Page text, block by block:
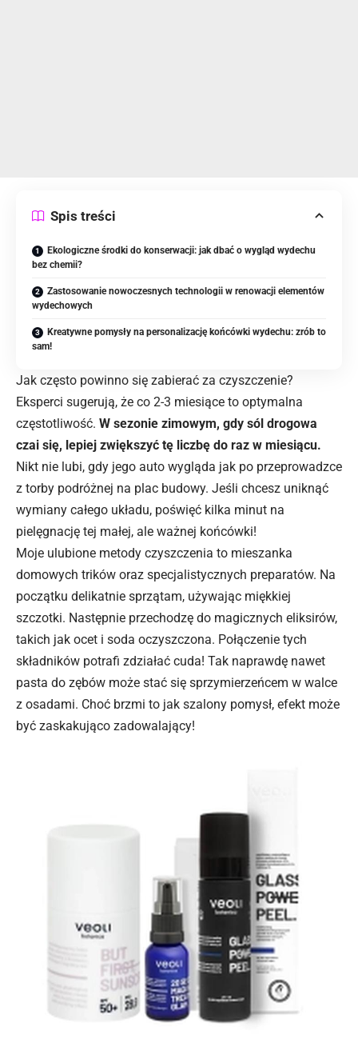
Spis treści
Ekologiczne środki do konserwacji: jak dbać o wygląd wydechu
bez chemii?
Zastosowanie nowoczesnych technologii w renowacji elementów
wydechowych
Kreatywne pomysły na personalizację końcówki wydechu: zrób to
sam!
Jak często powinno się zabierać za czyszczenie?
Eksperci sugerują, że co 2-3 miesiące to optymalna
częstotliwość. W sezonie zimowym, gdy sól drogowa
czai się, lepiej zwiększyć tę liczbę do raz w miesiącu.
Nikt nie lubi, gdy jego auto wygląda jak po przeprowadzce
z torby podróżnej na plac budowy. Jeśli chcesz uniknąć
wymiany całego układu, poświęć kilka minut na
pielęgnację tej małej, ale ważnej końcówki!
Moje ulubione metody czyszczenia to mieszanka
domowych trików oraz specjalistycznych preparatów. Na
początku delikatnie sprzątam, używając miękkiej
szczotki. Następnie przechodzę do magicznych eliksirów,
takich jak ocet i soda oczyszczona. Połączenie tych
składników potrafi zdziałać cuda! Tak naprawdę nawet
pasta do zębów może stać się sprzymierzeńcem w walce
z osadami. Choć brzmi to jak szalony pomysł, efekt może
być zaskakująco zadowalający!